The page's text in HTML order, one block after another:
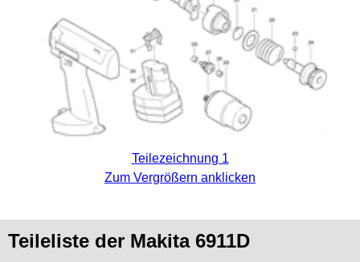
Teilezeichnung 1
Zum Vergrößern anklicken
Teileliste der Makita 6911D